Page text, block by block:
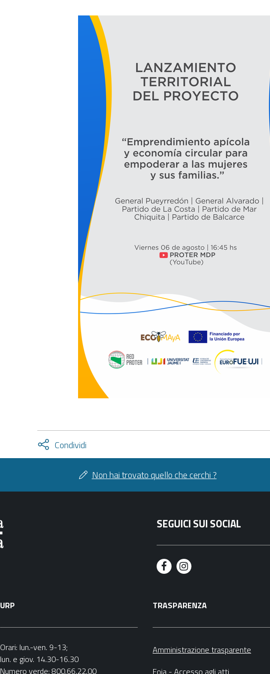
Condividi
facebook
twitter
Attiva
condividi
Non hai trovato quello che cerchi ?
SEGUICI SUI SOCIAL
F
c
e
I
s
t
URP
Orari: lun.-ven. 9-13;
lun. e giov. 14.30-16.30
Numero verde: 800.66.22.00
TRASPARENZA
Amministrazione trasparente